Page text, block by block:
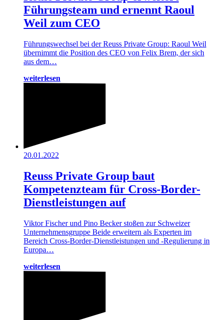
Führungsteam und ernennt Raoul
Weil zum CEO
Führungswechsel bei der Reuss Private Group: Raoul Weil
übernimmt die Position des CEO von Felix Brem, der sich
aus dem…
weiterlesen
20.01.2022
Reuss Private Group baut
Kompetenzteam für Cross-Border-
Dienstleistungen auf
Viktor Fischer und Pino Becker stoßen zur Schweizer
Unternehmensgruppe Beide erweitern als Experten im
Bereich Cross-Border-Dienstleistungen und -Regulierung in
Europa…
weiterlesen